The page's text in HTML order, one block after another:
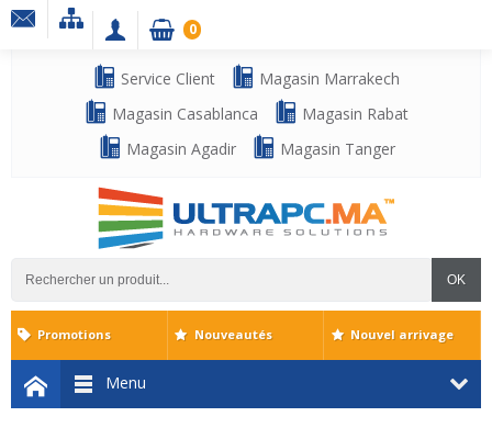
Service Client
Magasin Marrakech
Magasin Casablanca
Magasin Rabat
Magasin Agadir
Magasin Tanger
OK
0
Menu
Promotions Nouveautés Nouvel arrivage